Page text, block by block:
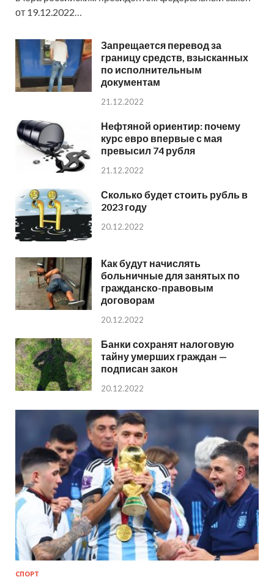
от 19.12.2022…
Запрещается перевод за
границу средств, взысканных
по исполнительным
документам
21.12.2022
Нефтяной ориентир: почему
курс евро впервые с мая
превысил 74 рубля
21.12.2022
Сколько будет стоить рубль в
2023 году
20.12.2022
Как будут начислять
больничные для занятых по
гражданско-правовым
договорам
20.12.2022
Банки сохранят налоговую
тайну умерших граждан —
подписан закон
20.12.2022
СПОРТ